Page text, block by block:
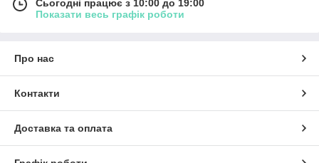
Сьогодні працює з 10:00 до 19:00
Показати весь графік роботи
Про нас
Контакти
Доставка та оплата